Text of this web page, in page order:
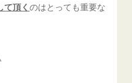
て頂くのはとっても重要な